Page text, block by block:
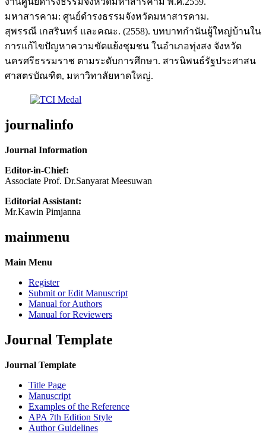
มหาสารคาม: ศูนย์ดำรงธรรมจังหวัดมหาสารคาม.
สุพรรณี เกสรินทร์ และคณะ. (2558). บทบาทกำนันผู้ใหญ่บ้านใน
การแก้ไขปัญหาความขัดแย้งชุมชน ในอำเภอทุ่งสง จังหวัด
นครศรีธรรมราช ตามระดับการศึกษา. สารนิพนธ์รัฐประศาสน
ศาสตรบัณฑิต, มหาวิทาลัยหาดใหญ่.
journalinfo
Journal Information
Editor-in-Chief:
Associate Prof. Dr.Sanyarat Meesuwan
Editorial Assistant:
Mr.Kawin Pimjanna
mainmenu
Main Menu
Register
Submit or Edit Manuscript
Manual for Authors
Manual for Reviewers
Journal Template
Journal Template
Title Page
Manuscript
Examples of the Reference
APA 7th Edition Style
Author Guidelines